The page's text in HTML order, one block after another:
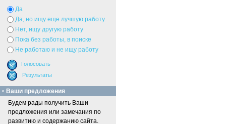
Да
Да, но ищу еще лучшую работу
Нет, ищу другую работу
Пока без работы, в поиске
Не работаю и не ищу работу
Ваши предложения
Будем рады получить Ваши
предложения или замечания по
развитию и содержанию сайта.